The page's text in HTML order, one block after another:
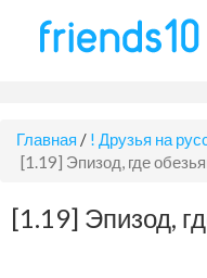
Главная / ! Друзья на
[1.19] Эпизод, где
[1.19] Эпизод,